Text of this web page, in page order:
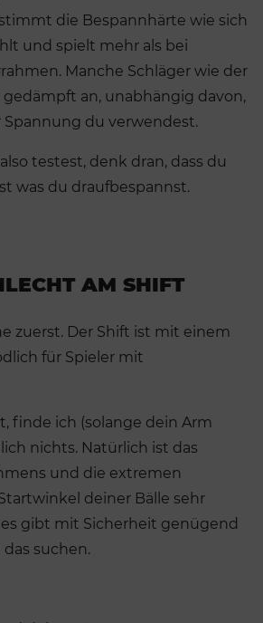
die Bespannhärte wie sich
und spielt mehr als bei
Manche Schläger wie der
gedämpft an, unabhängig davon,
Spannung du verwendest.
testest, denk dran, dass du
was du draufbespannst.
AM SHIFT
zuerst. Der Shift ist mit einem
für Spieler mit
finde ich (solange dein Arm
nichts. Natürlich ist das
und die extremen
deiner Bälle sehr
gibt mit Sicherheit genügend
suchen.